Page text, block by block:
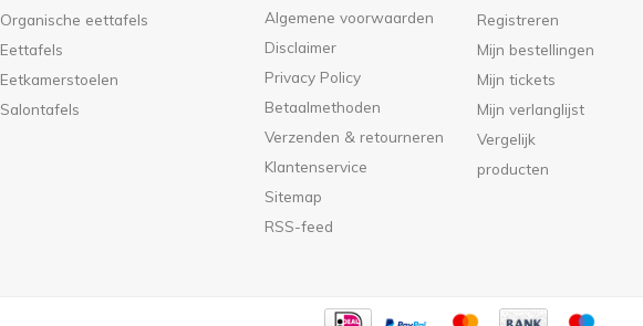
Organische eettafels
Eettafels
Eetkamerstoelen
Salontafels
Algemene voorwaarden
Disclaimer
Privacy Policy
Betaalmethoden
Verzenden & retourneren
Klantenservice
Sitemap
RSS-feed
Registreren
Mijn bestellingen
Mijn tickets
Mijn verlanglijst
Vergelijk
producten